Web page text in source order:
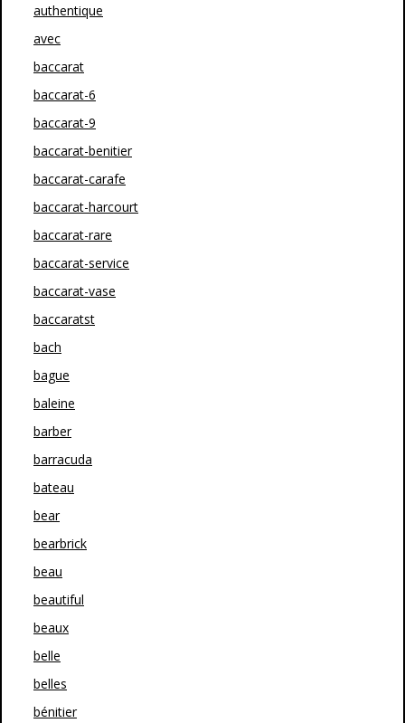
authentique
avec
baccarat
baccarat-6
baccarat-9
baccarat-benitier
baccarat-carafe
baccarat-harcourt
baccarat-rare
baccarat-service
baccarat-vase
baccaratst
bach
bague
baleine
barber
barracuda
bateau
bear
bearbrick
beau
beautiful
beaux
belle
belles
bénitier